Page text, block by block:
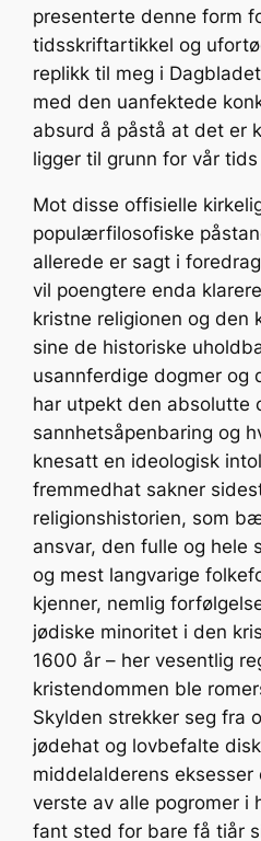
presenterte denne form
tidsskriftartikkel og
replikk til meg i
med den uanfektede
absurd å påstå at det er
ligger til grunn for vår
Mot disse offisielle
populærfilosofiske
allerede er sagt i
vil poengtere enda
kristne religionen og den
sine de historiske
usannferdige dogmer og
har utpekt den absolutte
sannhetsåpenbaring og
knesatt en ideologisk
fremmedhat sakner
religionshistorien, som
ansvar, den fulle og hele
og mest langvarige
kjenner, nemlig
jødiske minoritet i den
1600 år – her vesentlig
kristendommen ble
Skylden strekker seg fra
jødehat og lovbefalte
middelalderens
verste av alle pogromer i
fant sted for bare få tiår